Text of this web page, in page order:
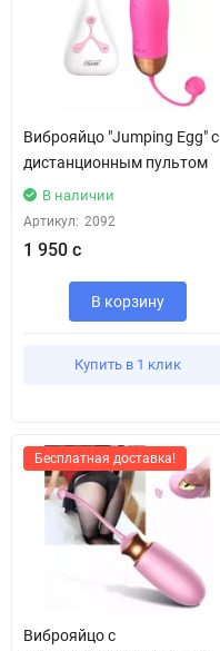
Виброяйцо "Jumping Egg" с
дистанционным пультом
В наличии
Артикул: 2092
1 950 с
В корзину
Купить в 1 клик
Бесплатная доставка!
Виброяйцо с